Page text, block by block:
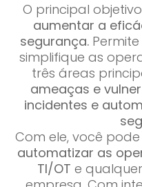
O principal
aumentar a
segurança.
simplifique as
três áreas
ameaças e
incidentes e
Com ele, você pode
automatizar as
TI/OT e